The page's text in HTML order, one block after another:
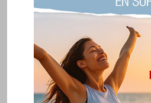
j7 semaine4
+300g oups )
publié le 12/10/2012 à 14:38